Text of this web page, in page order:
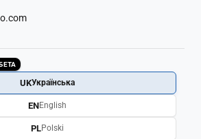
UKУкраїнська
ENEnglish
PLPolski